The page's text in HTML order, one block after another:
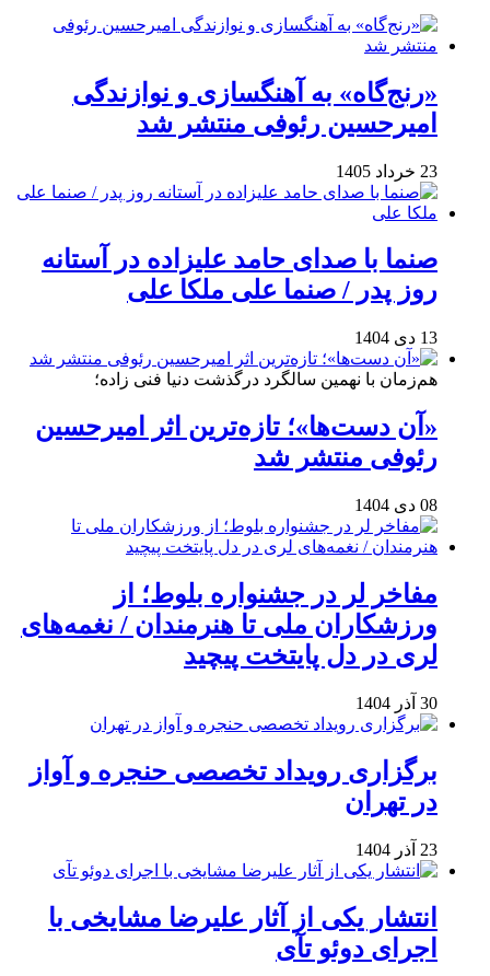
«رنج‌گاه» به آهنگسازی و نوازندگی
امیرحسین رئوفی منتشر شد
23 خرداد 1405
صنما با صدای حامد علیزاده در آستانه
روز پدر / صنما علی ملکا علی
13 دی 1404
هم‌زمان با نهمین سالگرد درگذشت دنیا فنی زاده؛
«آن دست‌ها»؛ تازه‌ترین اثر امیرحسین
رئوفی منتشر شد
08 دی 1404
مفاخر لر در جشنواره بلوط؛ از
ورزشکاران ملی تا هنرمندان / نغمه‌های
لری در دل پایتخت پیچید
30 آذر 1404
برگزاری رویداد تخصصی حنجره و آواز
در تهران
23 آذر 1404
انتشار یکی از آثار علیرضا مشایخی با
اجرای دوئو تآی